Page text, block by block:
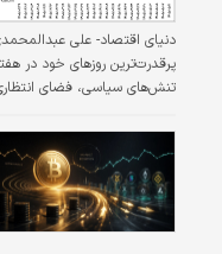
دنیای اقتصاد- علی
پرقدرت‌ترین روزهای خود در
تنش‌های سیاسی، فضای
نزدیک به دو درصدی شاخص کل،
گسترده تقاضا بر عرضه و
سهام بزرگ بیشترین نقش را در
شاخص هموزن نیز نشان داد